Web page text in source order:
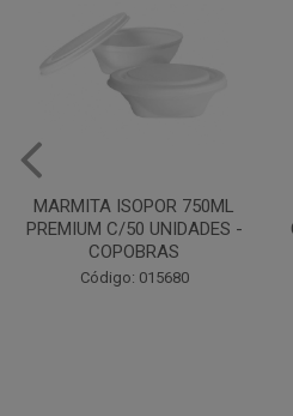
HAMBURGUEIRA ISOPOR
CH-002A COPOBRAS 100UN
Código: 037536